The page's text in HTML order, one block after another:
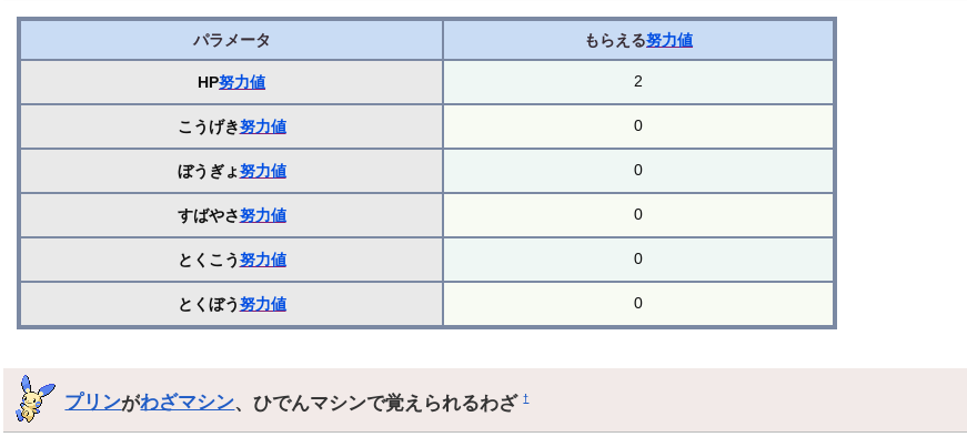
パラメータ もらえる努力値
HP努力値 2
こうげき努力値 0
ぼうぎょ努力値 0
すばやさ努力値 0
とくこう努力値 0
とくぼう努力値 0
プリンがわざマシン、ひでんマシンで覚えられるわざ†